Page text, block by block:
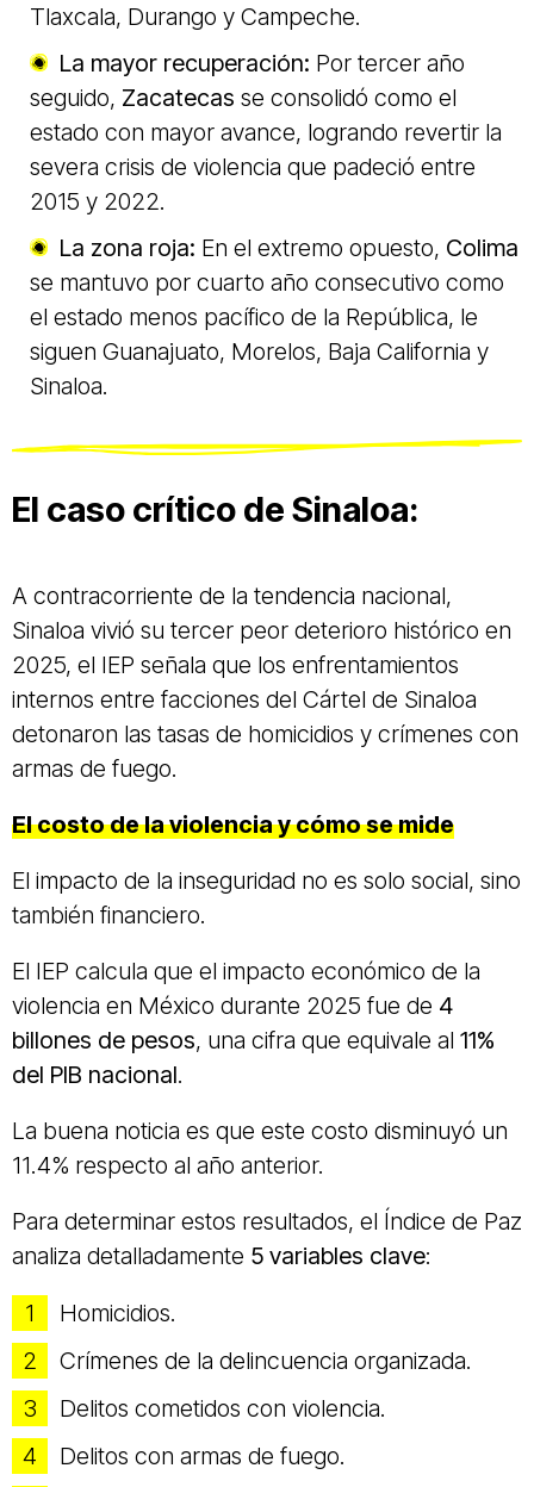
Tlaxcala, Durango y Campeche.
La mayor recuperación: Por tercer año
seguido, Zacatecas se consolidó como el
estado con mayor avance, logrando revertir la
severa crisis de violencia que padeció entre
2015 y 2022.
La zona roja: En el extremo opuesto, Colima
se mantuvo por cuarto año consecutivo como
el estado menos pacífico de la República, le
siguen Guanajuato, Morelos, Baja California y
Sinaloa.
El caso crítico de Sinaloa:
A contracorriente de la tendencia nacional,
Sinaloa vivió su tercer peor deterioro histórico en
2025, el IEP señala que los enfrentamientos
internos entre facciones del Cártel de Sinaloa
detonaron las tasas de homicidios y crímenes con
armas de fuego.
El costo de la violencia y cómo se mide
El impacto de la inseguridad no es solo social, sino
también financiero.
El IEP calcula que el impacto económico de la
violencia en México durante 2025 fue de 4
billones de pesos, una cifra que equivale al 11%
del PIB nacional.
La buena noticia es que este costo disminuyó un
11.4% respecto al año anterior.
Para determinar estos resultados, el Índice de Paz
analiza detalladamente 5 variables clave:
Homicidios.
Crímenes de la delincuencia organizada.
Delitos cometidos con violencia.
Delitos con armas de fuego.